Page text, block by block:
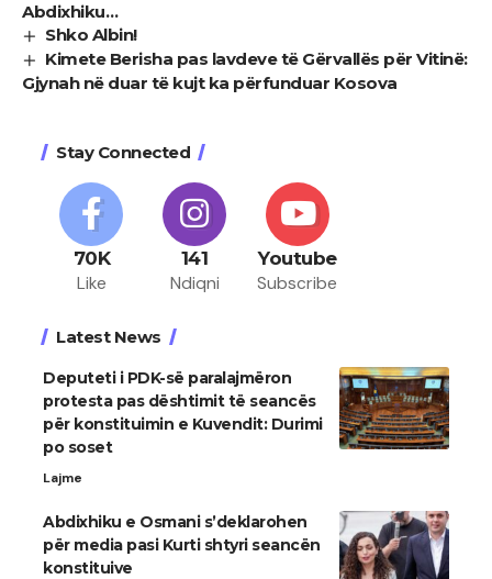
Abdixhiku…
Shko Albin!
Kimete Berisha pas lavdeve të Gërvallës për Vitinë:
Gjynah në duar të kujt ka përfunduar Kosova
Stay Connected
70K
Like
141
Ndiqni
Youtube
Subscribe
Latest News
Deputeti i PDK-së paralajmëron
protesta pas dështimit të seancës
për konstituimin e Kuvendit: Durimi
po soset
Lajme
Abdixhiku e Osmani s’deklarohen
për media pasi Kurti shtyri seancën
konstituive